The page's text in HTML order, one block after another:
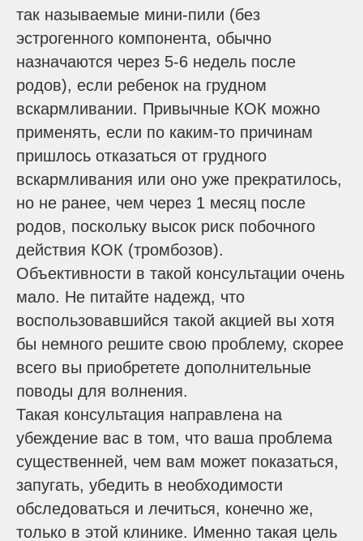
так называемые мини-пили (без
эстрогенного компонента, обычно
назначаются через 5-6 недель после
родов), если ребенок на грудном
вскармливании. Привычные КОК можно
применять, если по каким-то причинам
пришлось отказаться от грудного
вскармливания или оно уже прекратилось,
но не ранее, чем через 1 месяц после
родов, поскольку высок риск побочного
действия КОК (тромбозов).
Объективности в такой консультации очень
мало. Не питайте надежд, что
воспользовавшийся такой акцией вы хотя
бы немного решите свою проблему, скорее
всего вы приобретете дополнительные
поводы для волнения.
Такая консультация направлена на
убеждение вас в том, что ваша проблема
существенней, чем вам может показаться,
запугать, убедить в необходимости
обследоваться и лечиться, конечно же,
только в этой клинике. Именно такая цель